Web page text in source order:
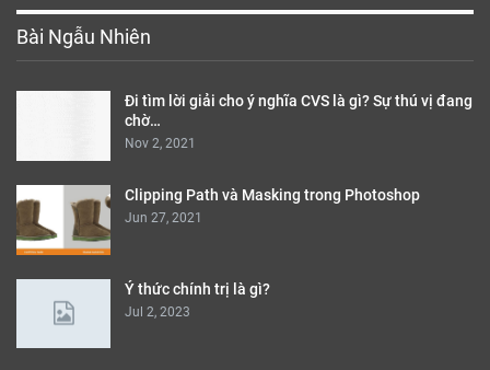
Bài Ngẫu Nhiên
Đi tìm lời giải cho ý nghĩa CVS là gì? Sự thú vị đang
chờ…
Nov 2, 2021
Clipping Path và Masking trong Photoshop
Jun 27, 2021
Ý thức chính trị là gì?
Jul 2, 2023